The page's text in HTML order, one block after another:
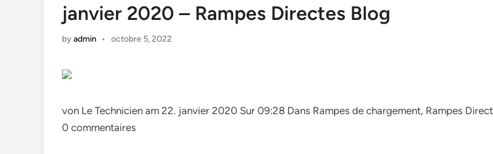
janvier 2020 – Rampes Directes Blog
byadmin • octobre 5, 2022
von Le Technicien am 22. janvier 2020 Sur 09:28 Dans Rampes de chargement, Rampes
0 commentaires